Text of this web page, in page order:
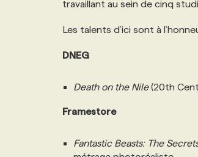
PROGRAMMES DE SUBVENTIONS
travaillant au sein de cinq
Les talents d’ici sont à
DNEG
Death on the Nile(20th
Framestore
Fantastic Beasts: The